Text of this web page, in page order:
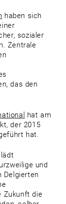
haben sich
sozialer
Zentrale
das den
hat am
der 2015
hat.
und
Delgierten
Zukunft die